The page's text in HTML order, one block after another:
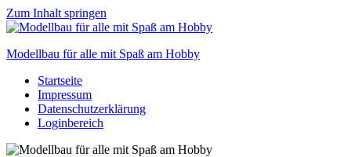
Zum Inhalt springen
Modellbau für alle mit Spaß am Hobby
Scale
modelling
to
Startseite
Impressum
Datenschutzerklärung
Loginbereich